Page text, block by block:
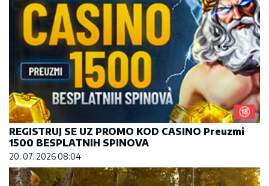
REGISTRUJ SE UZ PROMO KOD CASINO Preuzmi
1500 BESPLATNIH SPINOVA
20. 07. 2026 08:04